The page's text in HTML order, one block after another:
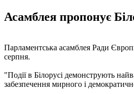
Асамблея пропонує
Парламентська асамблея Ради
серпня.
"Події в Білорусі демонструють
забезпечення мирного і